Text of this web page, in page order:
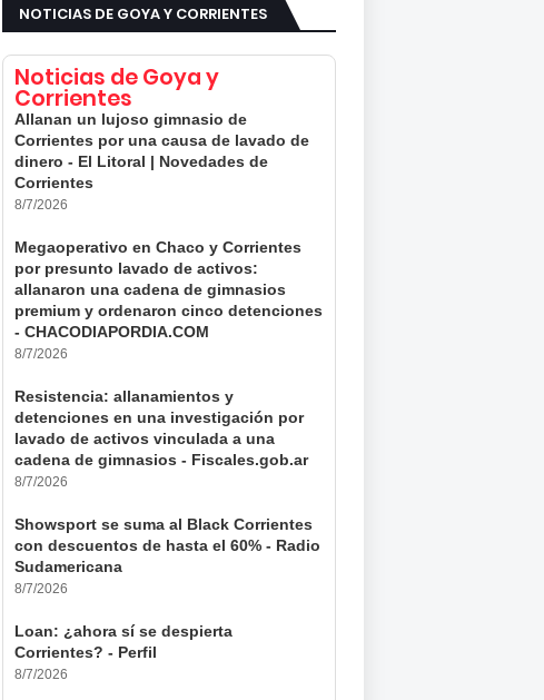
NOTICIAS DE GOYA Y CORRIENTES
Noticias de Goya y
Corrientes
Allanan un lujoso gimnasio de
Corrientes por una causa de lavado de
dinero - El Litoral | Novedades de
Corrientes
8/7/2026
Megaoperativo en Chaco y Corrientes
por presunto lavado de activos:
allanaron una cadena de gimnasios
premium y ordenaron cinco detenciones
- CHACODIAPORDIA.COM
8/7/2026
Resistencia: allanamientos y
detenciones en una investigación por
lavado de activos vinculada a una
cadena de gimnasios - Fiscales.gob.ar
8/7/2026
Showsport se suma al Black Corrientes
con descuentos de hasta el 60% - Radio
Sudamericana
8/7/2026
Loan: ¿ahora sí se despierta
Corrientes? - Perfil
8/7/2026